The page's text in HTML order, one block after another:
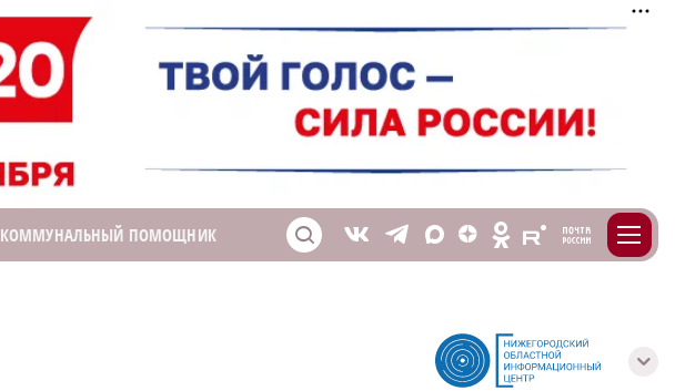
КОММУНАЛЬНЫЙ ПОМОЩНИК S V T X Z O E m
с